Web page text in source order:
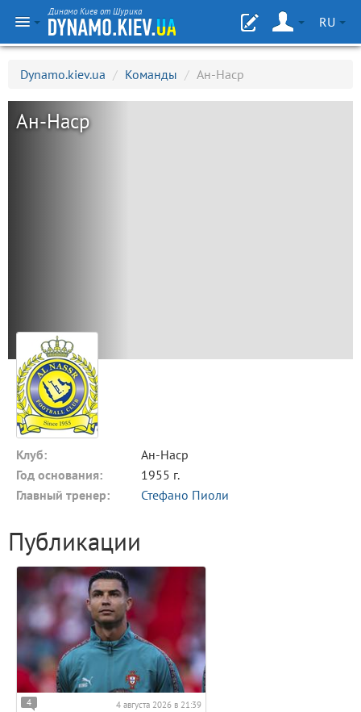
Динамо Киев от Шурика
RU
Dynamo.kiev.ua / Команды / Ан-Наср
Ан-Наср
Клуб:
Ан-Наср
Год основания:
1955 г.
Главный тренер:
Стефано Пиоли
Публикации
4 4 августа 2026 в 21:39